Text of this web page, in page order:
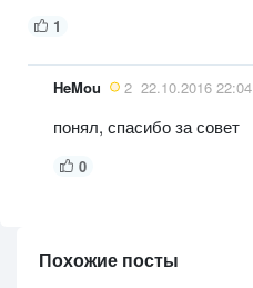
1
HeMou 2 22.10.2016 22:04
понял, спасибо за совет
0
Похожие посты